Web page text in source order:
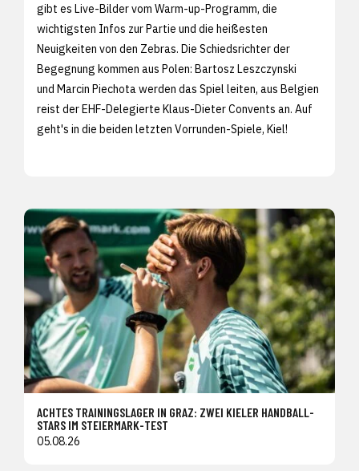
gibt es Live-Bilder vom Warm-up-Programm, die
wichtigsten Infos zur Partie und die heißesten
Neuigkeiten von den Zebras. Die Schiedsrichter der
Begegnung kommen aus Polen: Bartosz Leszczynski
und Marcin Piechota werden das Spiel leiten, aus Belgien
reist der EHF-Delegierte Klaus-Dieter Convents an. Auf
geht's in die beiden letzten Vorrunden-Spiele, Kiel!
ACHTES TRAININGSLAGER IN GRAZ: ZWEI KIELER HANDBALL-
STARS IM STEIERMARK-TEST
05.08.26